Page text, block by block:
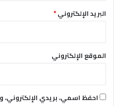
البريد الإلكتروني*
الموقع الإلكتروني
احفظ اسمي، بريدي الإلكتروني،